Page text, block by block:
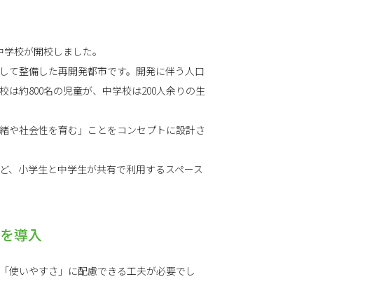
校が開校しました。
て整備した再開発都市です。開発に伴う人口
約800名の児童が、中学校は200人余りの生
や社会性を育む」ことをコンセプトに設計さ
、小学生と中学生が共有で利用するスペース
導入
使いやすさ」に配慮できる工夫が必要でし